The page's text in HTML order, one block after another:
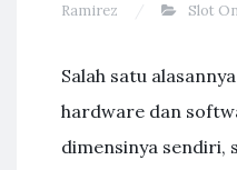
Ramirez
Slot
Salah satu
hardware dan
dimensinya sendiri,